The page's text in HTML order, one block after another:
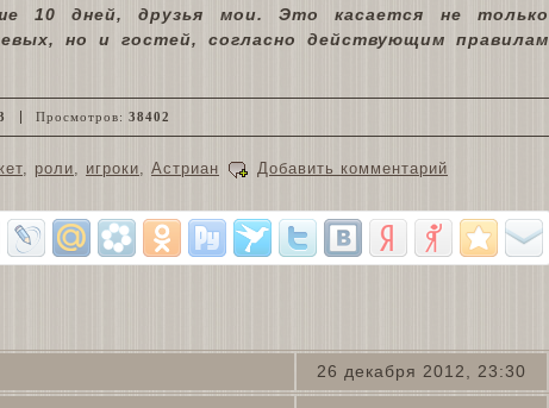
10 дней, друзья мои. Это касается не только
но и гостей, согласно действующим правилам
Просмотров: 38402
роли игроки Астриан Добавить комментарий
26 декабря 2012, 23:30